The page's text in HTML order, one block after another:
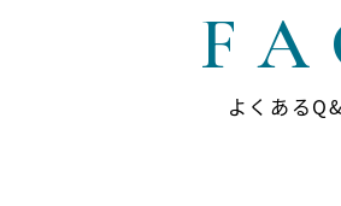
よくある